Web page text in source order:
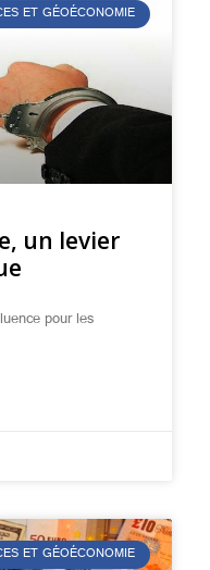
ET GÉOÉCONOMIE
un levier
pour les
ET GÉOÉCONOMIE